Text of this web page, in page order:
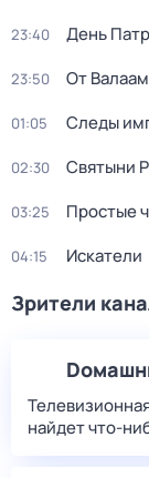
23:40 День
23:50 От
01:05 Следы
02:30 Святыни
03:25 Простые
04:15 Искатели
Зрители
найдет